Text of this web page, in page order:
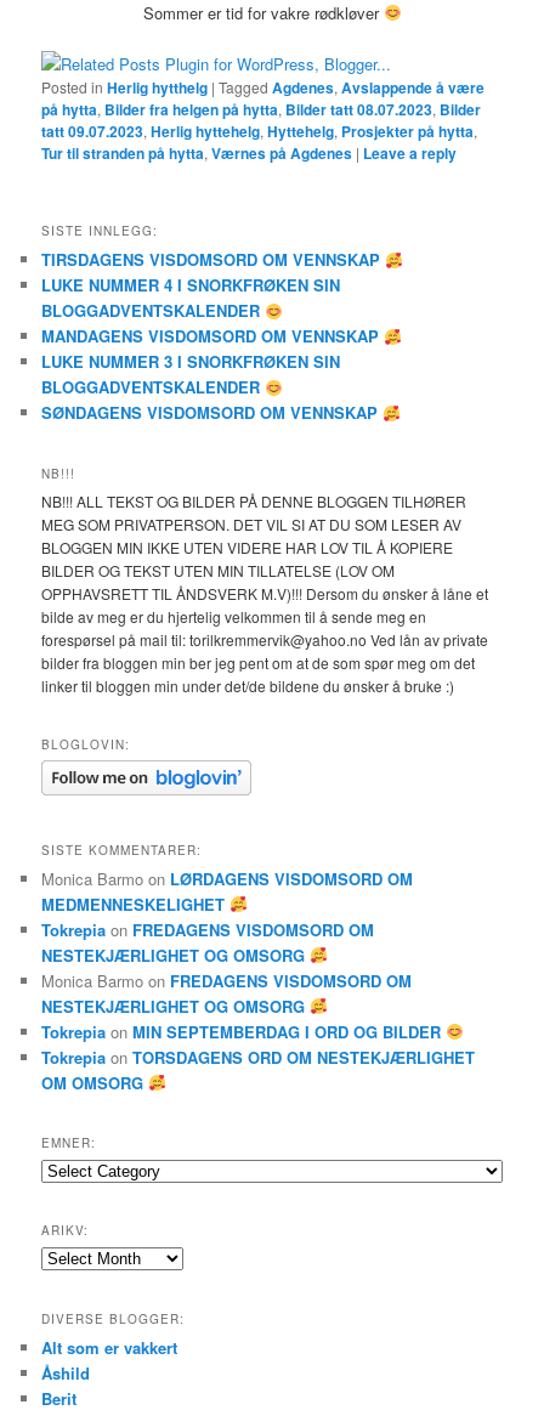
Sommer er tid for vakre rødkløver
Posted in Herlig hytthelg |Tagged Agdenes,Avslappende å være
på hytta, Bilder fra helgen på hytta, Bilder tatt 08.07.2023, Bilder
tatt 09.07.2023,Herlig hyttehelg,Hyttehelg, Prosjekter på hytta,
Tur til stranden på hytta,Værnes på Agdenes | Leave a reply
SISTE INNLEGG:
TIRSDAGENS VISDOMSORD OM VENNSKAP
LUKE NUMMER 4 I SNORKFRØKEN SIN
BLOGGADVENTSKALENDER
MANDAGENS VISDOMSORD OM VENNSKAP
LUKE NUMMER 3 I SNORKFRØKEN SIN
BLOGGADVENTSKALENDER
SØNDAGENS VISDOMSORD OM VENNSKAP
NB!!!
NB!!! ALL TEKST OG BILDER PÅ DENNE BLOGGEN TILHØRER
MEG SOM PRIVATPERSON. DET VIL SI AT DU SOM LESER AV
BLOGGEN MIN IKKE UTEN VIDERE HAR LOV TIL Å KOPIERE
BILDER OG TEKST UTEN MIN TILLATELSE (LOV OM
OPPHAVSRETT TIL ÅNDSVERK M.V)!!! Dersom du ønsker å låne et
bilde av meg er du hjertelig velkommen til å sende meg en
forespørsel på mail til: torilkremmervik@yahoo.no Ved lån av private
bilder fra bloggen min ber jeg pent om at de som spør meg om det
linker til bloggen min under det/de bildene du ønsker å bruke :)
BLOGLOVIN:
SISTE KOMMENTARER:
Monica Barmo on LØRDAGENS VISDOMSORD OM
MEDMENNESKELIGHET
Tokrepia on FREDAGENS VISDOMSORD OM
NESTEKJÆRLIGHET OG OMSORG
Monica Barmo on FREDAGENS VISDOMSORD OM
NESTEKJÆRLIGHET OG OMSORG
Tokrepia onMIN SEPTEMBERDAG I ORD OG BILDER
Tokrepia onTORSDAGENS ORD OM NESTEKJÆRLIGHET
OM OMSORG
EMNER:
Emner:
ARIKV:
Arikv:
DIVERSE BLOGGER:
Alt som er vakkert
Åshild
Berit